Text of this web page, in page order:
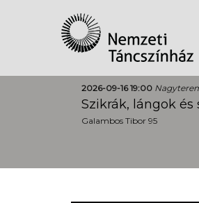
2026-09-16 19:00
Szikrák, lángok és
Galambos Tibor 95